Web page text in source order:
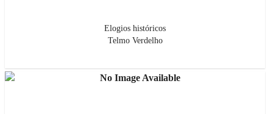
Elogios históricos
Telmo Verdelho